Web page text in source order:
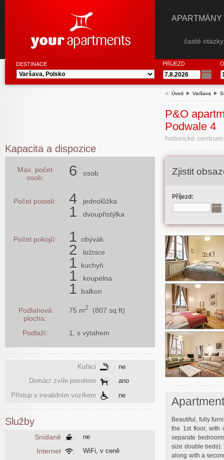
časté
DESTINACE PŘÍJEZD
Úvod Varšava
P&O
Podwale 4
historické
Zjistit
Příjezd:
Beautiful, fully
the 1st floor, with
separate
size double beds).
along with a
Kapacita a dispozice
Max. počet
osob:
6 osob
Počet postelí: 4 jednolůžka
1 dvoupřistýlka
Počet pokojů: 1 obývák
2 ložnice
1 kuchyň
1 koupelna
1 balkon
Podlahová
plocha:
75 m2 (807 sq ft)
Podlaží: 1, s výtahem
Kuřáci :
ne
Domácí zvíře povoleno
:
ano
Přístup s invalidním vozíkem
: ne
Služby
Snídaně : ne
Internet : WiFi, v ceně